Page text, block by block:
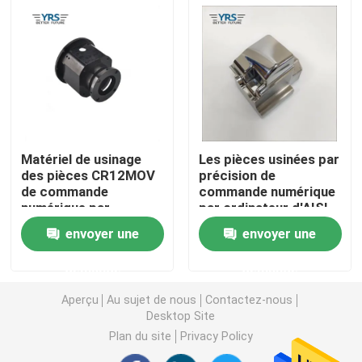
Pièces usinées en métal
Machine servo de presse
pièces de moule de précision
La commande numérique par ordinateur tournent les
Pièces tournées par précision
Pièces en plastique de moule
Matériel de usinage
des pièces CR12MOV
de commande
numérique par
ordinateur
d'automation de
service d'ODM
envoyer une
Les pièces usinées par
précision de
commande numérique
par ordinateur d'AISI
SKD61, haute
précision ont usiné
des pièces
envoyer une
Aperçu Au sujet de nous
Contactez-nous
Desktop Site
Plan du site
Privacy Policy